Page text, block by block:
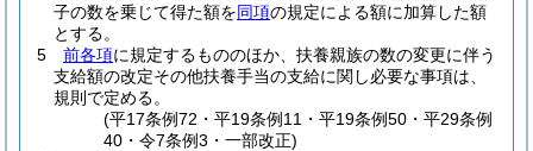
子の数を乗じて得た額を同項の規定による額に加算した額
とする。
5
前各項に規定するもののほか、扶養親族の数の変更に伴う
支給額の改定その他扶養手当の支給に関し必要な事項は、
規則で定める。
(平17条例72・平19条例11・平19条例50・平29条例
40・令7条例3・一部改正)